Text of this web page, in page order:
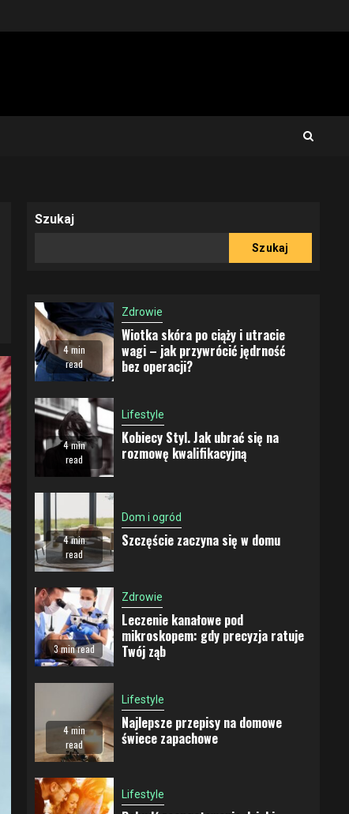
Szukaj
Szukaj
4 min
read
Zdrowie
Wiotka skóra po ciąży i utracie
wagi – jak przywrócić jędrność
bez operacji?
4 min
read
Lifestyle
Kobiecy Styl. Jak ubrać się na
rozmowę kwalifikacyjną
4 min
read
Dom i ogród
Szczęście zaczyna się w domu
3 min read
Zdrowie
Leczenie kanałowe pod
mikroskopem: gdy precyzja ratuje
Twój ząb
4 min
read
Lifestyle
Najlepsze przepisy na domowe
świece zapachowe
Lifestyle